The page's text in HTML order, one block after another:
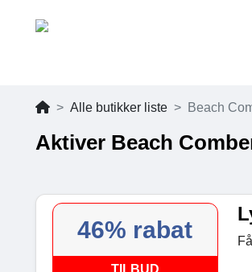
Alle butikker liste Beach
Aktiver Beach
46% rabat
TILBUD